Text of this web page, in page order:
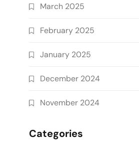
March 2025
February 2025
January 2025
December 2024
November 2024
Categories